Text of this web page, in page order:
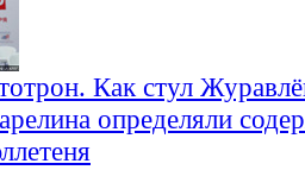
Как стул
определяли